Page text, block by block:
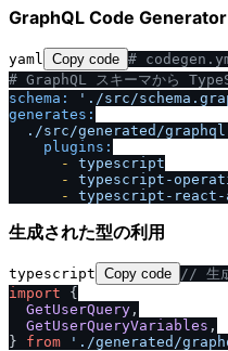
GraphQL Code Generator
yaml Copy code #
# GraphQL スキーマから
schema:
'. /src /
generates:
. /src /generated /
plugins:
-
typescript
-
typescript-
-
typescript-react-
生成された型の利用
typescript Copy code / / 生
import {
GetUserQuery ,
GetUserQueryVariables ,
} from '. /generated /